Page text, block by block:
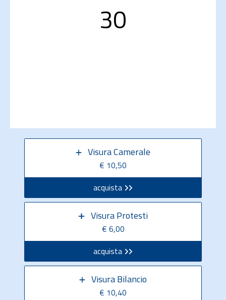
30
Visura Camerale
€ 10,50
acquista
Visura Protesti
€ 6,00
acquista
Visura Bilancio
€ 10,40